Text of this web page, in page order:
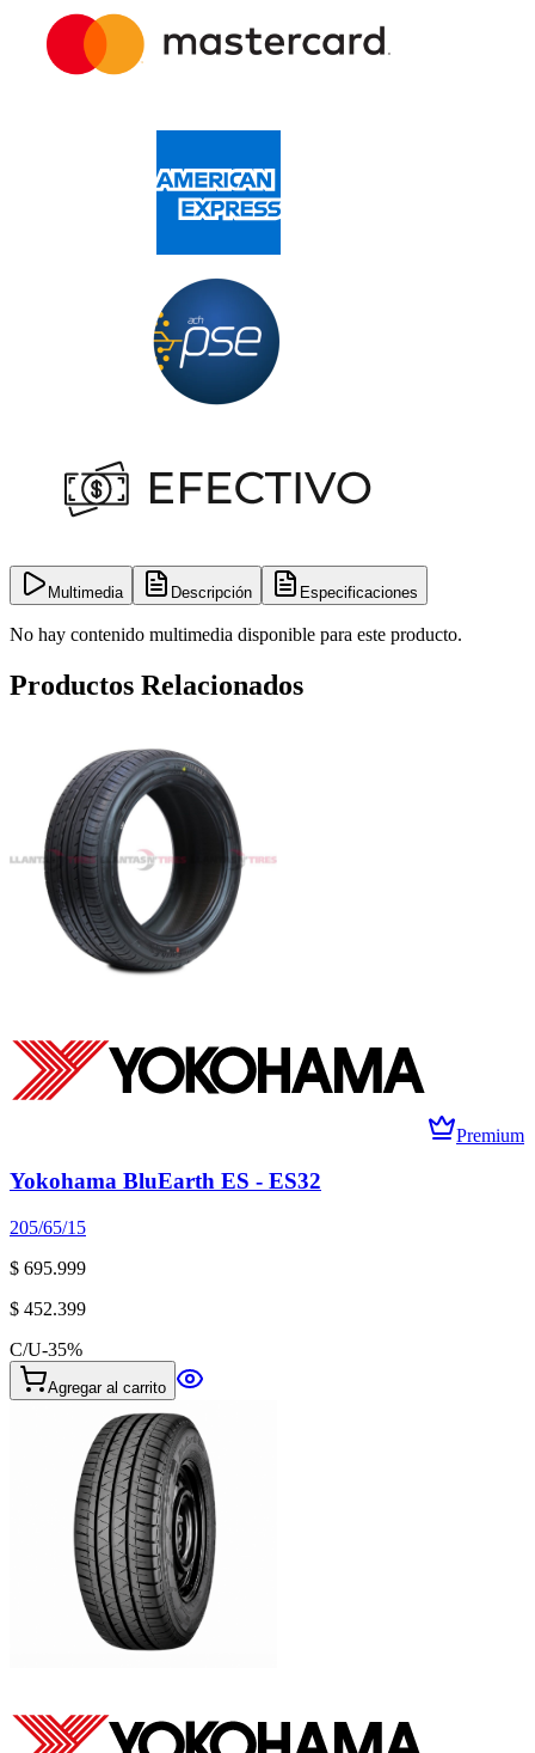
Multimedia Descripción Especificaciones
No hay contenido multimedia disponible para este producto.
Productos Relacionados
Premium
Yokohama BluEarth ES - ES32
205/65/15
$ 695.999
$ 452.399
C/U-35%
Agregar al carrito